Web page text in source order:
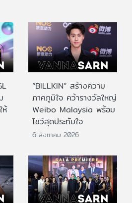
ห้
“BILLKIN” สร้างความ
ภาคภูมิใจ คว้ารางวัลใหญ่
Weibo Malaysia พร้อม
โชว์สุดประทับใจ
6 สิงหาคม 2026